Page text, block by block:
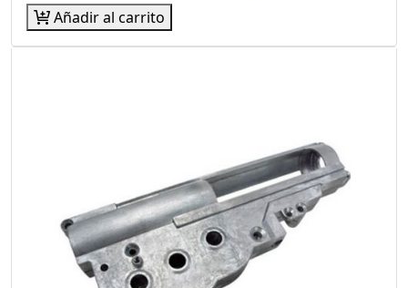
Añadir al carrito